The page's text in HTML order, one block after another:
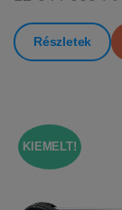
Részletek
KIEMELT!